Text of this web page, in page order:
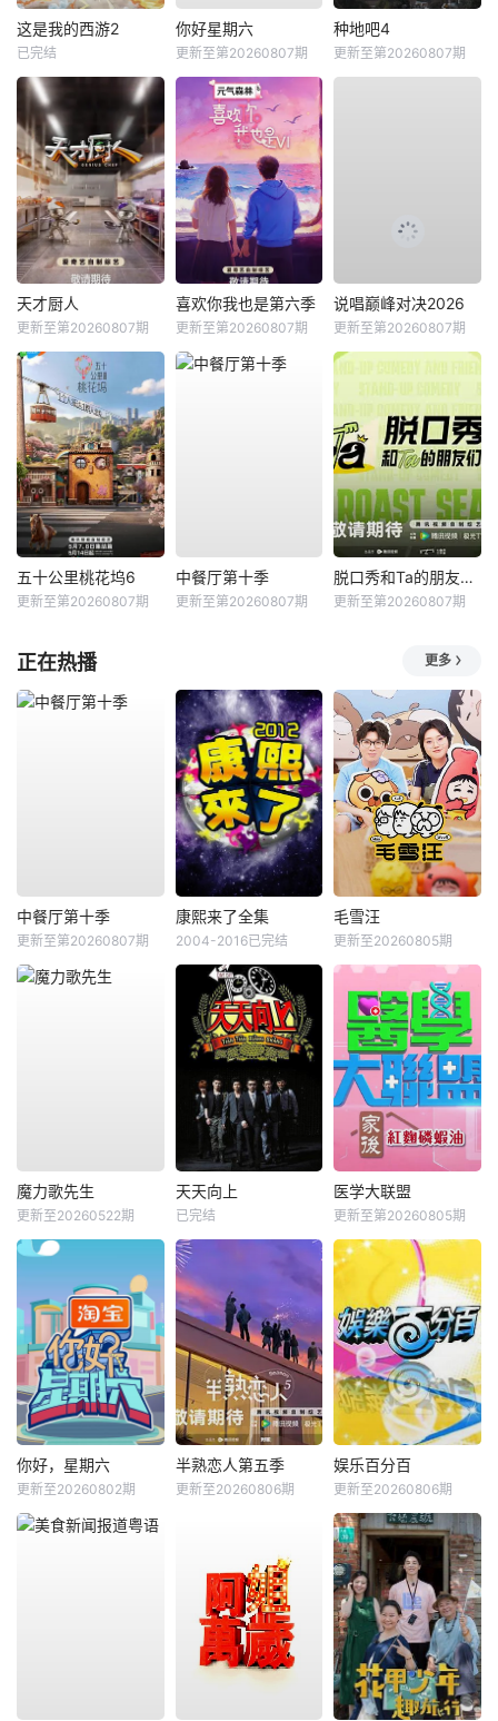
这是我的西游2
已完结
你好星期六
更新至第20260807期
种地吧4
更新至第20260807期
天才厨人
更新至第20260807期
喜欢你我也是第六季
更新至第20260807期
说唱巅峰对决2026
更新至第20260807期
五十公里桃花坞6
更新至第20260807期
中餐厅第十季
更新至第20260807期
脱口秀和Ta的朋友们第三季
更新至第20260807期
正在热播 更多
中餐厅第十季
更新至第20260807期
康熙来了全集
2004-2016已完结
毛雪汪
更新至20260805期
魔力歌先生
更新至20260522期
天天向上
已完结
医学大联盟
更新至第20260805期
你好，星期六
更新至20260802期
半熟恋人第五季
更新至20260806期
娱乐百分百
更新至20260806期